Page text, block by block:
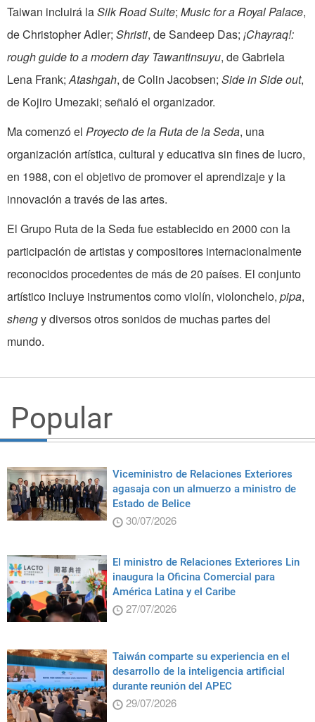
Taiwan incluirá laSilk Road Suite; Music for a Royal Palace,
de Christopher Adler; Shristi, de Sandeep Das; ¡Chayraq!:
rough guide to a modern day Tawantinsuyu, de Gabriela
Lena Frank;Atashgah, de Colin Jacobsen; Side in Side out,
de Kojiro Umezaki; señaló el organizador.
Ma comenzó el Proyecto de la Ruta de la Seda, una
organización artística, cultural y educativa sin fines de lucro,
en 1988, con el objetivo de promover el aprendizaje y la
innovación a través de las artes.
El Grupo Ruta de la Seda fue establecido en 2000 con la
participación de artistas y compositores internacionalmente
reconocidos procedentes de más de 20 países. El conjunto
artístico incluye instrumentos como violín, violonchelo, pipa,
shengy diversos otros sonidos de muchas partes del
mundo.
Popular
Viceministro de Relaciones Exteriores
agasaja con un almuerzo a ministro de
Estado de Belice
30/07/2026
El ministro de Relaciones Exteriores Lin
inaugura la Oficina Comercial para
América Latina y el Caribe
27/07/2026
Taiwán comparte su experiencia en el
desarrollo de la inteligencia artificial
durante reunión del APEC
29/07/2026